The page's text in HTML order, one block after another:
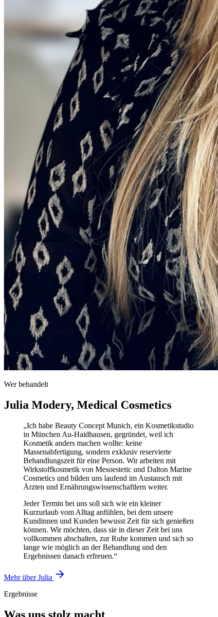
Wer behandelt
Julia Modery, Medical Cosmetics
„Ich habe Beauty Concept Munich, ein Kosmetikstudio
in München Au-Haidhausen, gegründet, weil ich
Kosmetik anders machen wollte: keine
Massenabfertigung, sondern exklusiv reservierte
Behandlungszeit für eine Person. Wir arbeiten mit
Wirkstoffkosmetik von Mesoestetic und Dalton Marine
Cosmetics und bilden uns laufend im Austausch mit
Ärzten und Ernährungswissenschaftlern weiter.
Jeder Termin bei uns soll sich wie ein kleiner
Kurzurlaub vom Alltag anfühlen, bei dem unsere
Kundinnen und Kunden bewusst Zeit für sich genießen
können. Wir möchten, dass sie in dieser Zeit bei uns
vollkommen abschalten, zur Ruhe kommen und sich so
lange wie möglich an der Behandlung und den
Ergebnissen danach erfreuen.“
Mehr über Julia
Ergebnisse
Was uns stolz macht